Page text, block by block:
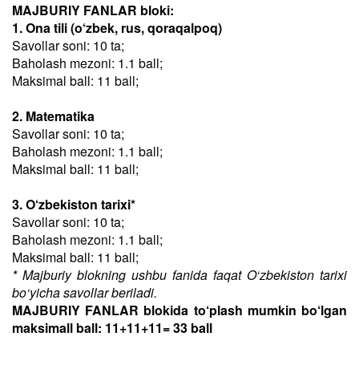
MAJBURIY FANLAR bloki:
1. Ona tili (o‘zbek, rus, qoraqalpoq)
Savollar soni: 10 ta;
Baholash mezoni: 1.1 ball;
Maksimal ball: 11 ball;
2. Matematika
Savollar soni: 10 ta;
Baholash mezoni: 1.1 ball;
Maksimal ball: 11 ball;
3. O‘zbekiston tarixi*
Savollar soni: 10 ta;
Baholash mezoni: 1.1 ball;
Maksimal ball: 11 ball;
* Majburiy blokning ushbu fanida faqat O‘zbekiston tarixi
bo‘yicha savollar beriladi.
MAJBURIY FANLAR blokida to‘plash mumkin bo‘lgan
maksimall ball: 11+11+11= 33 ball